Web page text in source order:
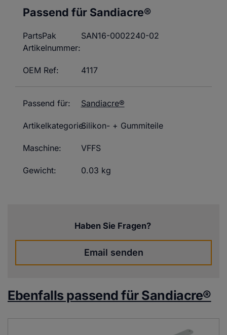
Passend für Sandiacre®
PartsPak
Artikelnummer:
SAN16-0002240-02
OEM Ref: 4117
Passend für: Sandiacre®
Artikelkategorie:Silikon- + Gummiteile
Maschine: VFFS
Gewicht: 0.03 kg
Haben Sie Fragen?
Email senden
Ebenfalls passend für Sandiacre®